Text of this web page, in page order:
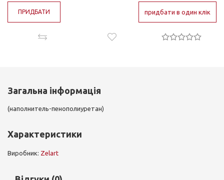
ПРИДБАТИ придбати в один клік
Загальна інформація
(наполнитель-пенополиуретан)
Характеристики
Виробник: Zelart